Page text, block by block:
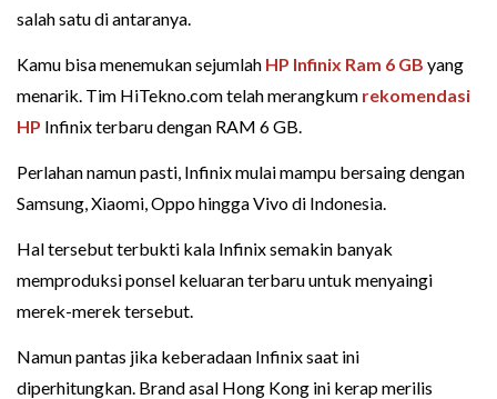
salah satu di antaranya.
Kamu bisa menemukan sejumlah HP Infinix Ram 6 GB yang
menarik. Tim HiTekno.com telah merangkum rekomendasi
HP Infinix terbaru dengan RAM 6 GB.
Perlahan namun pasti, Infinix mulai mampu bersaing dengan
Samsung, Xiaomi, Oppo hingga Vivo di Indonesia.
Hal tersebut terbukti kala Infinix semakin banyak
memproduksi ponsel keluaran terbaru untuk menyaingi
merek-merek tersebut.
Namun pantas jika keberadaan Infinix saat ini
diperhitungkan. Brand asal Hong Kong ini kerap merilis